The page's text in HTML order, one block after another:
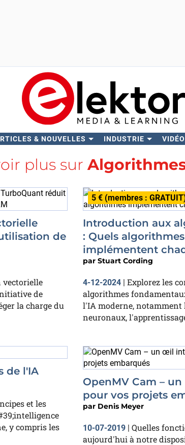
& NOUVELLES INDUSTRIE VIDÉO
plus sur
de
de
la charge du
5 € (membres :
Introduction aux
: Quels algorithmes
implémentent
par Stuart Cording
4-12-2024 | Explorez les
algorithmes
l'IA moderne, notamment
neuronaux,
de l'IA
et les
y compris les
OpenMV Cam –
pour vos projets
par Denis Meyer
10-07-2019 | Quelles
aujourd'hui à notre